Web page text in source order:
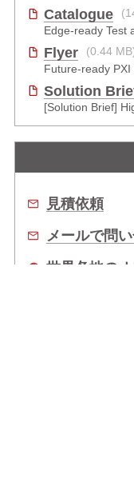
Catalogue
Edge-ready Test
Flyer
(0.44
Future-ready
Solution
[Solution Brief]
見積依頼
メールで問
世界各地の